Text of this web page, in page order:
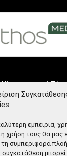
εμπειρία,
χρήση τους θα μας
συμπεριφορά